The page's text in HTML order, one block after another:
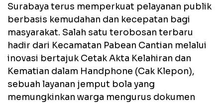
Surabaya terus memperkuat pelayanan publik
berbasis kemudahan dan kecepatan bagi
masyarakat. Salah satu terobosan terbaru
hadir dari Kecamatan Pabean Cantian melalui
inovasi bertajuk Cetak Akta Kelahiran dan
Kematian dalam Handphone (Cak Klepon),
sebuah layanan jemput bola yang
memungkinkan warga mengurus dokumen